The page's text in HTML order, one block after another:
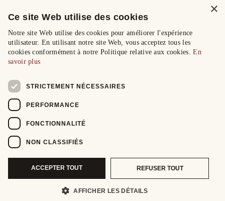
×
Ce site Web utilise des cookies
Notre site Web utilise des cookies pour améliorer l'expérience
utilisateur. En utilisant notre site Web, vous acceptez tous les
cookies conformément à notre Politique relative aux cookies.En
savoir plus
STRICTEMENT NÉCESSAIRES
PERFORMANCE
FONCTIONNALITÉ
NON CLASSIFIÉS
ACCEPTER TOUT REFUSER TOUT
AFFICHER LES DÉTAILS